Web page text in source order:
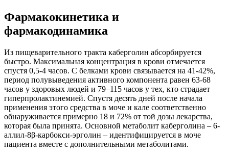
Фармакокинетика и
фармакодинамика
Из пищеварительного тракта каберголин абсорбируется
быстро. Максимальная концентрация в крови отмечается
спустя 0,5-4 часов. С белками крови связывается на 41-42%,
период полувыведения активного компонента равен 63-68
часов у здоровых людей и 79–115 часов у тех, кто страдает
гиперпролактинемией. Спустя десять дней после начала
применения этого средства в моче и кале соответственно
обнаруживается примерно 18 и 72% от той дозы лекарства,
которая была принята. Основной метаболит каберголина – 6-
аллил-8β-карбокси-эрголин – идентифицируется в моче
пациента вместе с дополнительными метаболитами.